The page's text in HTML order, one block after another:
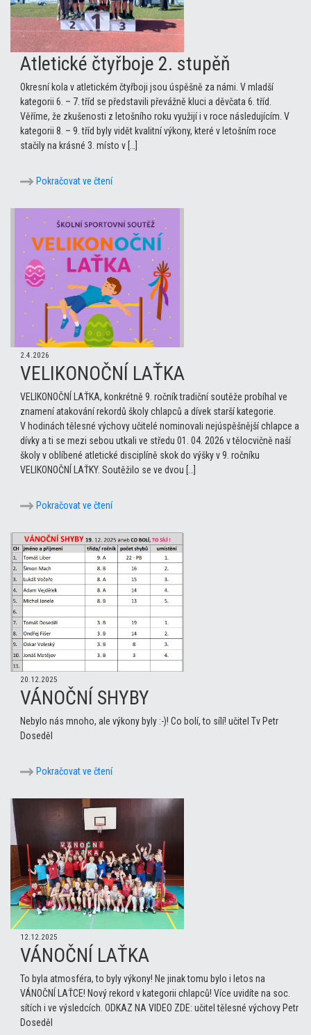
Atletické čtyřboje 2. stupěň
Okresní kola v atletickém čtyřboji jsou úspěšně za námi. V mladší
kategorii 6. – 7. tříd se představili převážně kluci a děvčata 6. tříd.
Věříme, že zkušenosti z letošního roku využijí i v roce následujícím. V
kategorii 8. – 9. tříd byly vidět kvalitní výkony, které v letošním roce
stačily na krásné 3. místo v […]
Pokračovat ve čtení
2.4.2026
VELIKONOČNÍ LAŤKA
VELIKONOČNÍ LAŤKA, konkrétně 9. ročník tradiční soutěže probíhal ve
znamení atakování rekordů školy chlapců a dívek starší kategorie.
V hodinách tělesné výchovy učitelé nominovali nejúspěšnější chlapce a
dívky a ti se mezi sebou utkali ve středu 01. 04. 2026 v tělocvičně naší
školy v oblíbené atletické disciplíně skok do výšky v 9. ročníku
VELIKONOČNÍ LAŤKY. Soutěžilo se ve dvou […]
Pokračovat ve čtení
20.12.2025
VÁNOČNÍ SHYBY
Nebylo nás mnoho, ale výkony byly :-)! Co bolí, to sílí! učitel Tv Petr
Doseděl
Pokračovat ve čtení
12.12.2025
VÁNOČNÍ LAŤKA
To byla atmosféra, to byly výkony! Ne jinak tomu bylo i letos na
VÁNOČNÍ LAŤCE! Nový rekord v kategorii chlapců! Více uvidíte na soc.
sítích i ve výsledcích. ODKAZ NA VIDEO ZDE: učitel tělesné výchovy Petr
Doseděl